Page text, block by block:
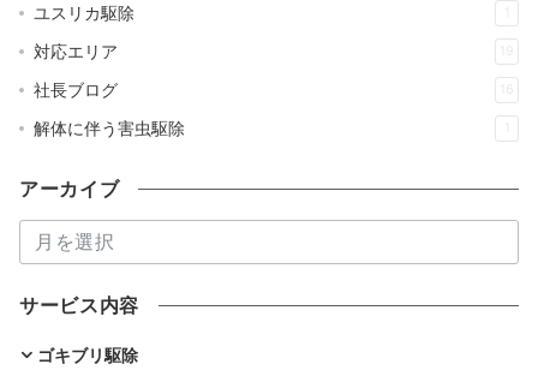
ユスリカ駆除
対応エリア 19
社長ブログ 16
解体に伴う害虫駆除
アーカイブ
ー
カ
イ
ブ
サービス内容
ゴキブリ駆除